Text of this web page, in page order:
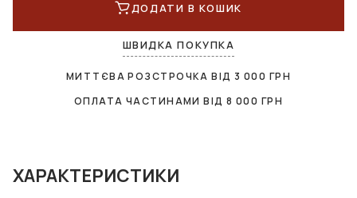
ДОДАТИ В КОШИК
ШВИДКА ПОКУПКА
МИТТЄВА РОЗСТРОЧКА ВІД 3 000 ГРН
ОПЛАТА ЧАСТИНАМИ ВІД8 000 ГРН
ХАРАКТЕРИСТИКИ